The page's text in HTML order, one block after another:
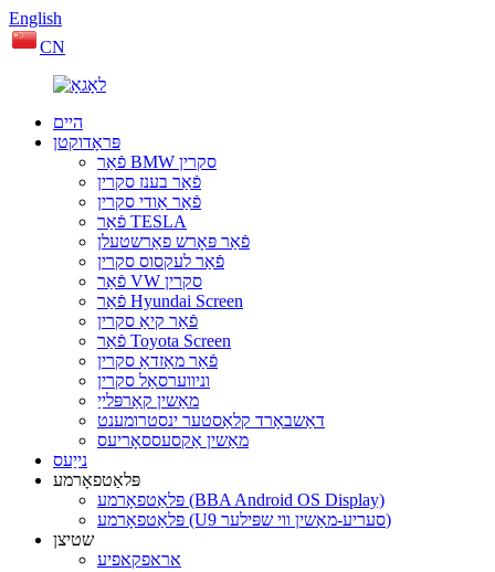
English
CN
היים
פּראָדוקטן
פֿאַר BMW סקרין
פֿאַר בענז סקרין
פֿאַר אַודי סקרין
פֿאַר TESLA
פֿאַר פּאָרש פאַרשטעלן
פֿאַר לעקסוס סקרין
פֿאַר VW סקרין
פֿאַר Hyundai Screen
פֿאַר קיאַ סקרין
פֿאַר Toyota Screen
פֿאַר מאַזדאַ סקרין
וניווערסאַל סקרין
מאַשין קאַרפּלייַ
דאַשבאָרד קלאַסטער ינסטרומענט
מאַשין אַקסעססאָריעס
נייַעס
פּלאַטפאָרמע
פּלאַטפאָרמע (BBA Android OS Display)
פּלאַטפאָרמע (U9 סעריע-מאַשין ווי שפּילער)
שטיצן
אראפקאפיע